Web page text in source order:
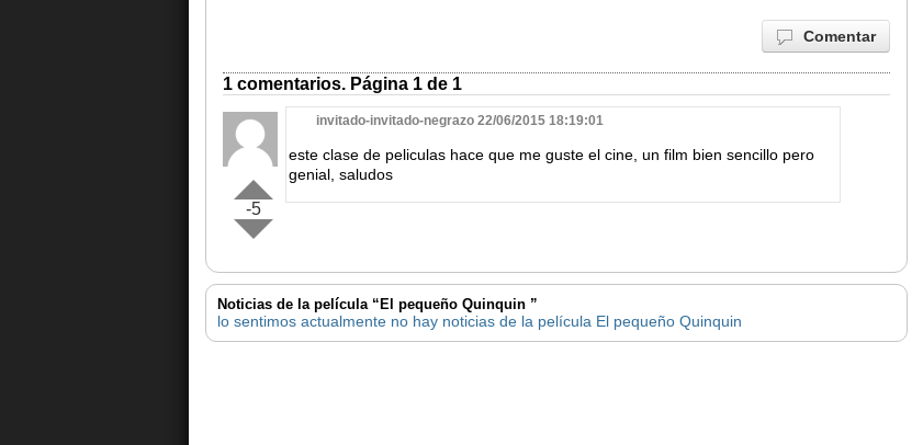
Comentar
1 comentarios. Página 1 de 1
-5
invitado-invitado-negrazo 22/06/2015 18:19:01
este clase de peliculas hace que me guste el cine, un film bien sencillo pero
genial, saludos
Noticias de la película “El pequeño Quinquin ”
lo sentimos actualmente no hay noticias de la película El pequeño Quinquin